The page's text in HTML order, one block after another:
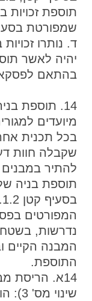
תוספת
שמפורטת בסעיף
ד. נותרו
יהיה לאשר
בהתאם
14. תוספת
בכל תכנית
שקבלה חוות
להתיר במבנים
תוספת בניה
נדרשות,
המבנה הקיים
התוספת.